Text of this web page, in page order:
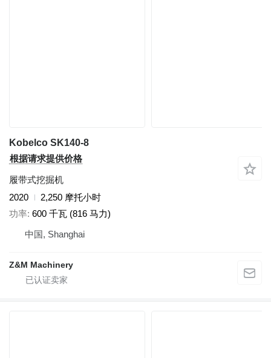
Kobelco SK140-8
根据请求提供价格
履带式挖掘机
2020
2,250 摩托小时
功率 600 千瓦 (816 马力)
中国, Shanghai
Z&M Machinery